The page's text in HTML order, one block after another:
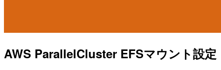
AWS ParallelCluster EFSマウント設定